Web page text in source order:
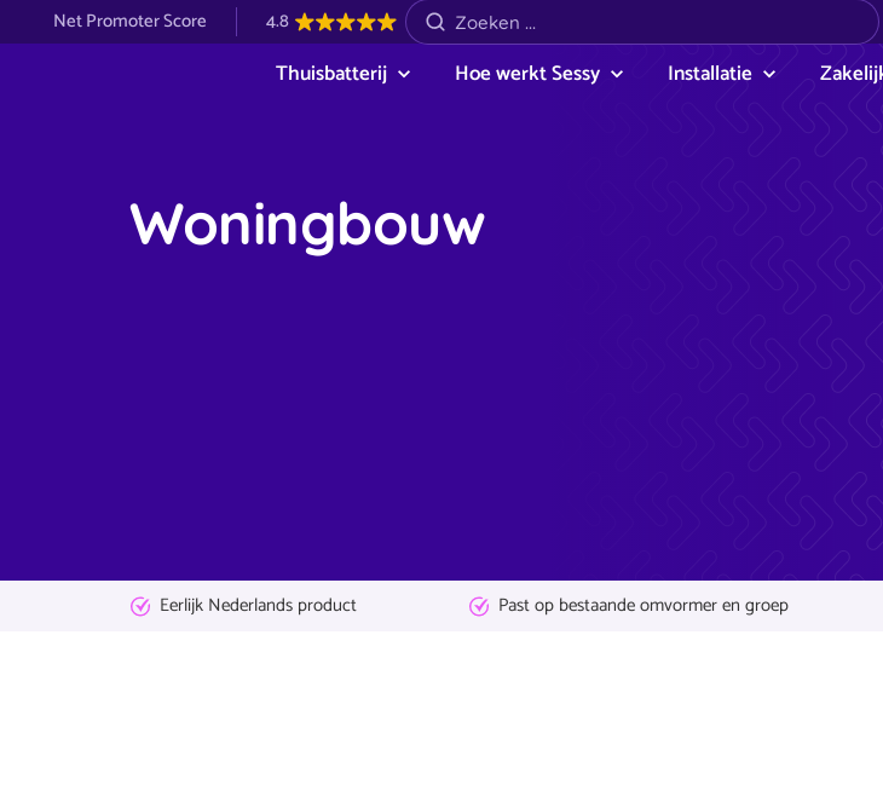
Net Promoter Score 4.8
Thuisbatterij Hoe werkt Sessy Installatie
Woningbouw
Eerlijk Nederlands product Past op bestaande omvormer en groep